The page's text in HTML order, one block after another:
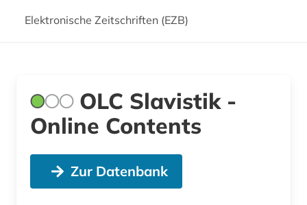
Elektronische Zeitschriften (EZB)
OLC Slavistik -
Online Contents
Zur Datenbank